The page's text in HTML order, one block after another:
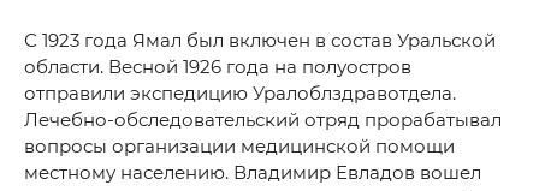
С 1923 года Ямал был включен в состав Уральской
области. Весной 1926 года на полуостров
отправили экспедицию Уралоблздравотдела.
Лечебно-обследовательский отряд прорабатывал
вопросы организации медицинской помощи
местному населению. Владимир Евладов вошел